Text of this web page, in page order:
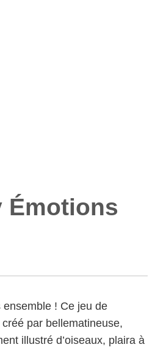
Émotions
! Ce jeu de
par bellematineuse,
illustré d’oiseaux, plaira à